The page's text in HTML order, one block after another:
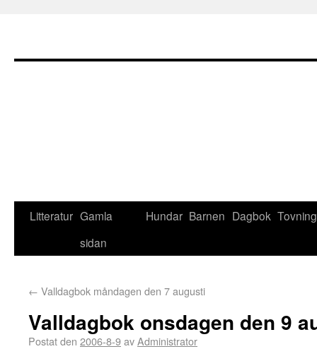
Litteratur Gamla
sidan
Hundar Barnen Dagbok Tovning
← Valldagbok måndagen den 7 augusti
Valldagbok onsdagen den 9
Postat den 2006-8-9avAdministrator